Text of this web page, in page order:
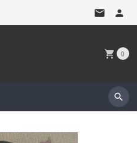
0